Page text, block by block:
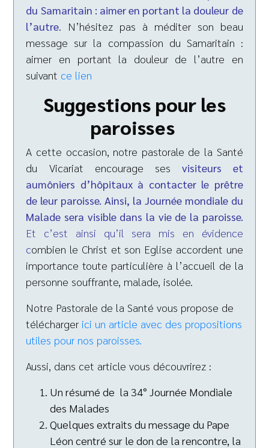
du Samaritain : aimer en portant la douleur de
l’autre . N’hésitez pas à méditer son beau
message sur la compassion du Samaritain :
aimer en portant la douleur de l’autre en
suivant ce lien
Suggestions pour les
paroisses
A cette occasion, notre pastorale de la Santé
du Vicariat encourage sesvisiteurs et
aumôniers d’hôpitaux à contacter le prêtre
de leur paroisse. Ainsi, la Journée mondiale du
Malade sera visible dans la vie de la paroisse.
Et c’est ainsi qu’il sera mis en évidence
combien le Christ et son Eglise accordent une
importance toute particulière à l’accueil de la
personne souffrante, malade, isolée.
Notre Pastorale de la Santé vous propose de
télécharger ici un article avec des propositions
utiles pour nos paroisses.
Aussi, dans cet article vous découvrirez :
Un résumé de la 34° Journée Mondiale
des Malades
Quelques extraits du message du Pape
Léon centré sur le don de la rencontre, la